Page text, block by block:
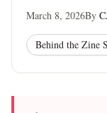
March 8, 2026By
Behind the Zine